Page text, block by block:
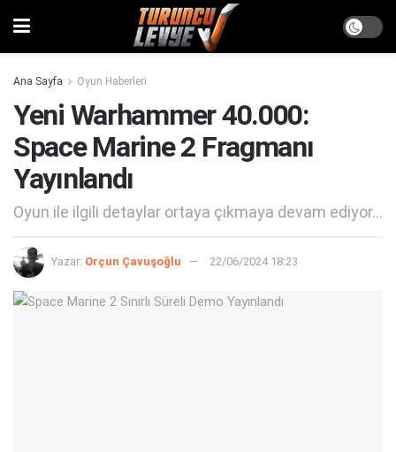
Ana Sayfa Oyun Haberleri
Yeni Warhammer 40.000:
Space Marine 2 Fragmanı
Yayınlandı
Oyun ile ilgili detaylar ortaya çıkmaya devam ediyor...
Yazar: Orçun Çavuşoğlu 22/06/2024 18:23